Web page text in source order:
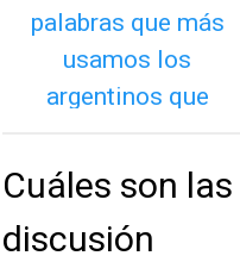
Cuáles son
discusión